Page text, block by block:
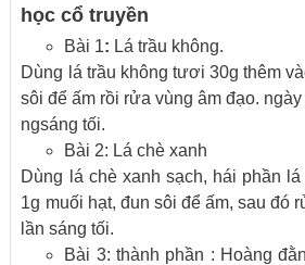
học cổ truyền
Bài 1: Lá trầu không.
Dùng lá trầu không tươi 30g thêm
sôi để ấm rồi rửa vùng âm đạo.
ngsáng tối.
Bài 2: Lá chè xanh
Dùng lá chè xanh sạch, hái phần
1g muối hạt, đun sôi để ấm, sau đó
lần sáng tối.
Bài 3: thành phần : Hoàng